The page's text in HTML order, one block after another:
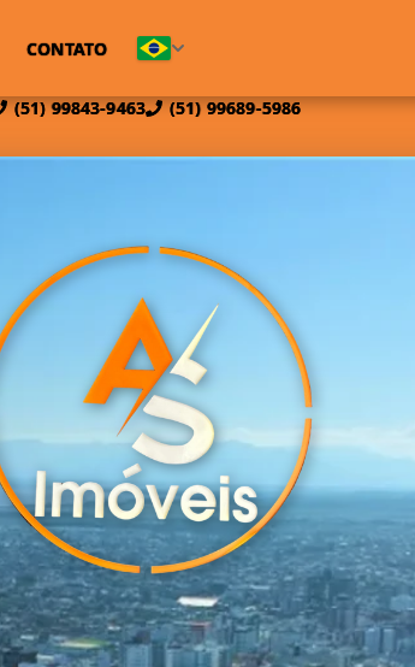
(51) 99843-9463 (51) 99689-5986
CONTATO